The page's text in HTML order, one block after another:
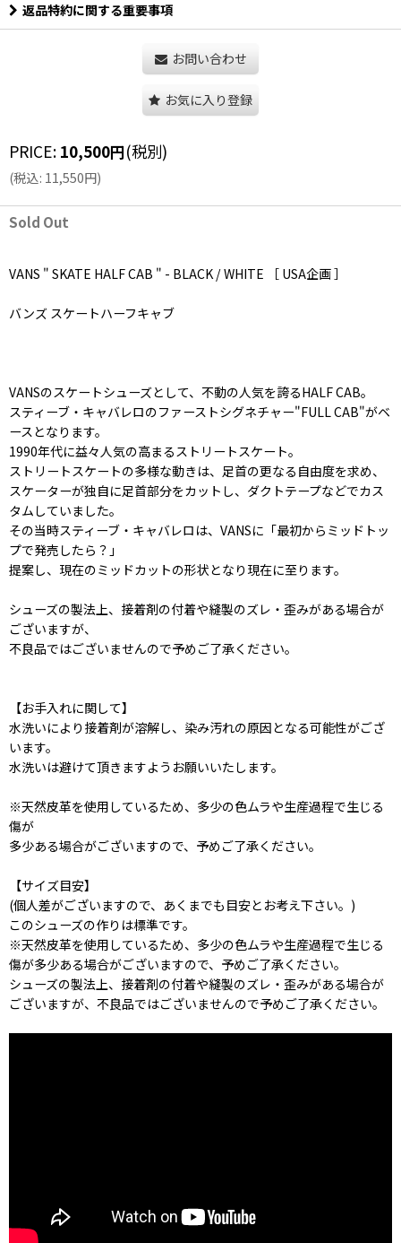
返品特約に関する重要事項
お問い合わせ
お気に入り登録
PRICE: 10,500円(税別)
(税込: 11,550円)
Sold Out
VANS " SKATE HALF CAB " - BLACK / WHITE ［ USA企画 ］
バンズ スケートハーフキャブ
VANSのスケートシューズとして、不動の人気を誇るHALF CAB。
スティーブ・キャバレロのファーストシグネチャー"FULL CAB"がベ
ースとなります。
1990年代に益々人気の高まるストリートスケート。
ストリートスケートの多様な動きは、足首の更なる自由度を求め、
スケーターが独自に足首部分をカットし、ダクトテープなどでカス
タムしていました。
その当時スティーブ・キャバレロは、VANSに「最初からミッドトッ
プで発売したら？」
提案し、現在のミッドカットの形状となり現在に至ります。
シューズの製法上、接着剤の付着や縫製のズレ・歪みがある場合が
ございますが、
不良品ではございませんので予めご了承ください。
【お手入れに関して】
水洗いにより接着剤が溶解し、染み汚れの原因となる可能性がござ
います。
水洗いは避けて頂きますようお願いいたします。
※天然皮革を使用しているため、多少の色ムラや生産過程で生じる
傷が
多少ある場合がございますので、予めご了承ください。
【サイズ目安】
(個人差がございますので、あくまでも目安とお考え下さい。)
このシューズの作りは標準です。
※天然皮革を使用しているため、多少の色ムラや生産過程で生じる
傷が多少ある場合がございますので、予めご了承ください。
シューズの製法上、接着剤の付着や縫製のズレ・歪みがある場合が
ございますが、不良品ではございませんので予めご了承ください。